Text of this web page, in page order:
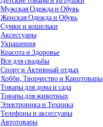
Мужская Одежда и Обувь
Женская Одежда и Обувь
Сумки и кошельки
Аксессуары
Украшения
Красота и Здоровье
Все для свадьбы
Спорт и Активный отдых
Хобби, Творчество и Канцтовары
Товары для дома и сада
Товары для животных
Электроника и Техника
Телефоны и аксессуары
Автотовары